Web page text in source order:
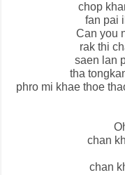
chop
fan pai
Can you
rak thi
saen lan
tha
phro mi khae thoe
chan
chan